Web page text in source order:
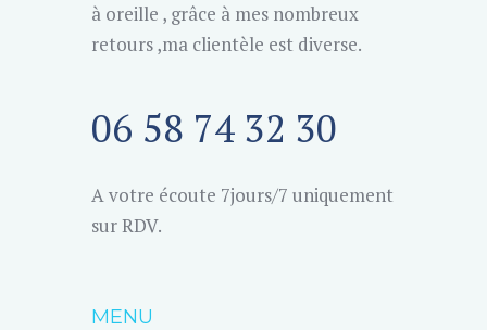
à oreille , grâce à mes nombreux
retours ,ma clientèle est diverse.
06 58 74 32 30
A votre écoute 7jours/7 uniquement
sur RDV.
MENU